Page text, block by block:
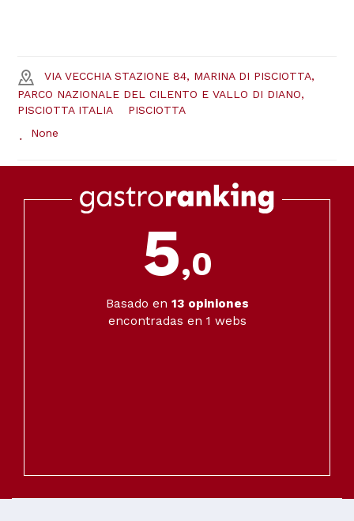
VIA VECCHIA STAZIONE 84, MARINA DI PISCIOTTA,
PARCO NAZIONALE DEL CILENTO E VALLO DI DIANO,
PISCIOTTA ITALIA
PISCIOTTA
None
5,0
Basado en 13 opiniones
encontradas en 1 webs